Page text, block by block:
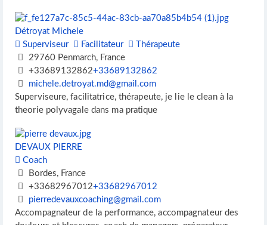
Détroyat Michele
Superviseur
Facilitateur
Thérapeute
29760 Penmarch, France
+33689132862+33689132862
michele.detroyat.md@gmail.com
Superviseure, facilitatrice, thérapeute, je lie le clean à la
theorie polyvagale dans ma pratique
DEVAUX PIERRE
Coach
Bordes, France
+33682967012+33682967012
pierredevauxcoaching@gmail.com
Accompagnateur de la performance, accompagnateur des